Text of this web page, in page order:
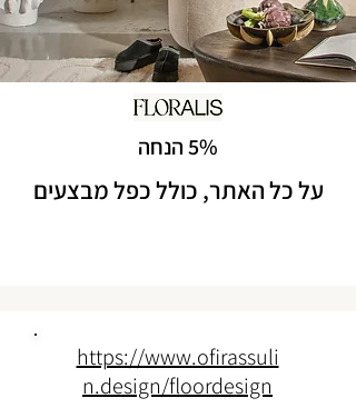
5% הנחה
על כל האתר, כולל כפל מבצעים
https://www.ofirassuli
n.design/floordesign